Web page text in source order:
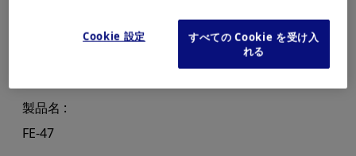
製品名
FE-47
Cookie 設定
すべての Cookie を受け入
れる